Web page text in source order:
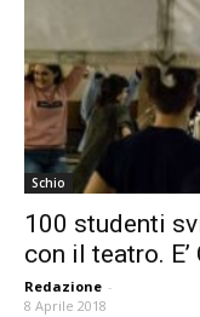
Schio
100 studenti
con il teatro. E’
Redazione -
8 Aprile 2018